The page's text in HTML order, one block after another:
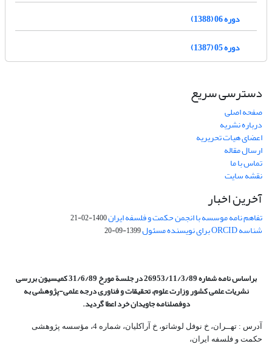
دوره 06 (1388)
دوره 05 (1387)
دسترسی سریع
صفحه اصلی
درباره نشریه
اعضای هیات تحریریه
ارسال مقاله
تماس با ما
نقشه سایت
آخرین اخبار
تفاهم نامه موسسه با انجمن حکمت و فلسفه ایران1400-02-21
شناسه ORCID برای نویسنده مسئول 1399-09-20
براساس نامه شماره 26953/11/3/89 در جلسة مورخ 31/6/89 کمیسیون
بررسی
نشریات علمی کشور وزارت علوم، تحقیقات و فناوری درجه علمی‌-پژوهشیبه
دوفصلنامه جاویدان خرد اعطا گردید.
آدرس : تهــران، خ نوفل لوشاتو، خ آراکلیان، شماره 4،‌ مؤسسه پژوهشی
حکمت و فلسفه ایران،‌